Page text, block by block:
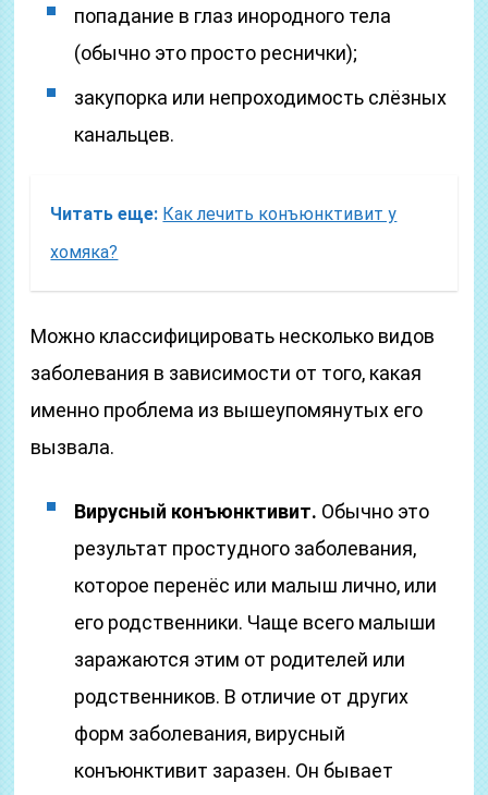
попадание в глаз инородного тела
(обычно это просто реснички);
закупорка или непроходимость слёзных
канальцев.
Читать еще: Как лечить конъюнктивит у
хомяка?
Можно классифицировать несколько видов
заболевания в зависимости от того, какая
именно проблема из вышеупомянутых его
вызвала.
Вирусный конъюнктивит. Обычно это
результат простудного заболевания,
которое перенёс или малыш лично, или
его родственники. Чаще всего малыши
заражаются этим от родителей или
родственников. В отличие от других
форм заболевания, вирусный
конъюнктивит заразен. Он бывает